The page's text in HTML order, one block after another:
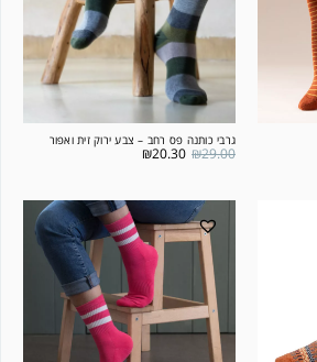
גרבי כותנה פס רחב – צבע ירוק זית ואפור
₪29.00
₪20.30